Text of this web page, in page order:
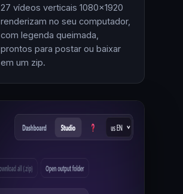
27 vídeos verticais 1080×1920
renderizam no seu computador,
com legenda queimada,
prontos para postar ou baixar
em um zip.